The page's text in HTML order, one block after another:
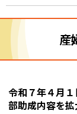
産
令和７年４月
部助成内容を拡